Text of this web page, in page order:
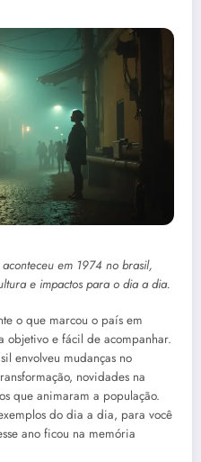
em 1974 no brasil,
e impactos para o dia a dia.
o que marcou o país em
objetivo e fácil de acompanhar.
envolveu mudanças no
novidades na
que animaram a população.
do dia a dia, para você
ano ficou na memória